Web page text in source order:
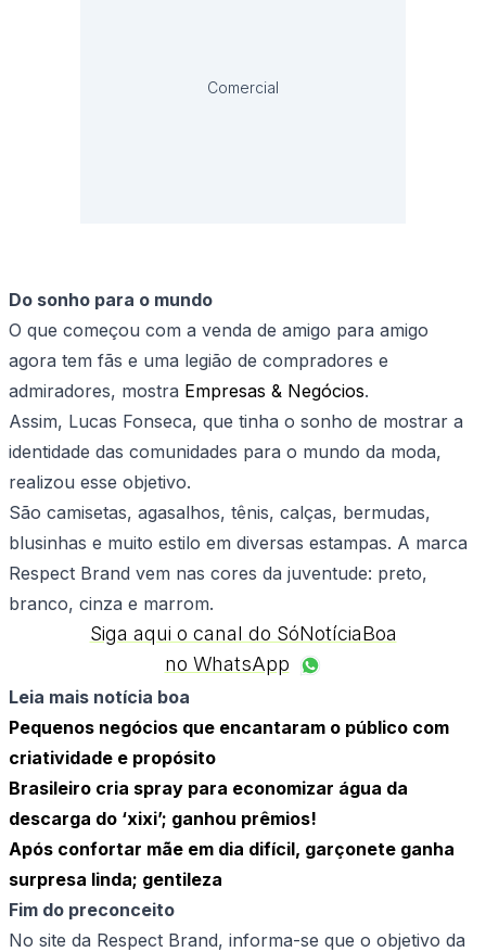
Comercial
Do sonho para o mundo
O que começou com a venda de amigo para amigo
agora tem fãs e uma legião de compradores e
admiradores, mostra Empresas & Negócios.
Assim, Lucas Fonseca, que tinha o sonho de mostrar a
identidade das comunidades para o mundo da moda,
realizou esse objetivo.
São camisetas, agasalhos, tênis, calças, bermudas,
blusinhas e muito estilo em diversas estampas. A marca
Respect Brand vem nas cores da juventude: preto,
branco, cinza e marrom.
Siga aqui o canal do SóNotíciaBoa
no WhatsApp
Leia mais notícia boa
Pequenos negócios que encantaram o público com
criatividade e propósito
Brasileiro cria spray para economizar água da
descarga do ‘xixi’; ganhou prêmios!
Após confortar mãe em dia difícil, garçonete ganha
surpresa linda; gentileza
Fim do preconceito
No site da Respect Brand, informa-se que o objetivo da